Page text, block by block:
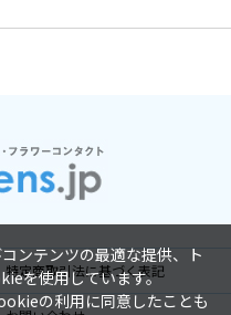
特定商取引法に基づく表記
ンテンツの最適な提供、ト
を使用しています。
の利用に同意したことも